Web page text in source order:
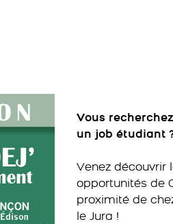
Vous
un job étudiant
Venez découvrir
opportunités de
proximité de
le Jura !